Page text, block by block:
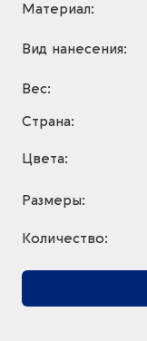
Материал:
Вид нанесения:
Вес:
Страна:
Цвета:
Размеры:
Количество: